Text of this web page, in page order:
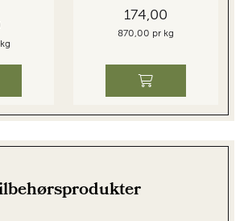
174,00
870,00 pr kg